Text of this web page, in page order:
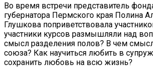
Во время встречи представитель
губернатора Пермского края Полина
Глушкова поприветствовала
участники курсов размышляли над
смысл разделения полов? В чем
союза? Как научиться любить в
сохранить любовь на всю жизнь?